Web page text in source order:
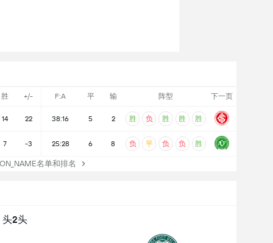
胜 +/- F:A 平 输 阵型 下一页
14 22 38:16 5 2 胜 负 胜 胜 胜
7 -3 25:28 6 8 负 平 负 负 胜
名单和排名
头2头